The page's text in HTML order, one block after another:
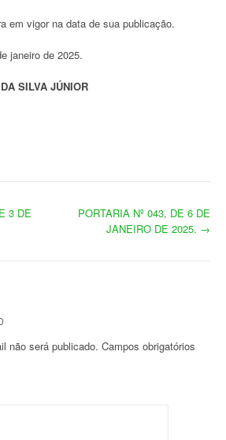
em vigor na data de sua publicação.
janeiro de 2025.
SILVA JÚNIOR
3 DE
PORTARIA Nº 043, DE 6 DE
JANEIRO DE 2025. →
não será publicado. Campos obrigatórios